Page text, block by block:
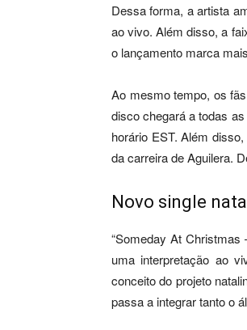
Dessa forma, a artista
ao vivo. Além disso, a
o lançamento marca
Ao mesmo tempo, os
disco chegará a todas
horário EST. Além
da carreira de Aguilera.
Novo single
“Someday At
uma interpretação ao
conceito do projeto
passa a integrar tanto o